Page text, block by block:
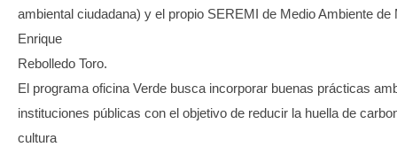
ambiental ciudadana) y el propio SEREMI de Medio Ambiente de
Enrique
Rebolledo Toro.
El programa oficina Verde busca incorporar buenas prácticas
instituciones públicas con el objetivo de reducir la huella de
cultura